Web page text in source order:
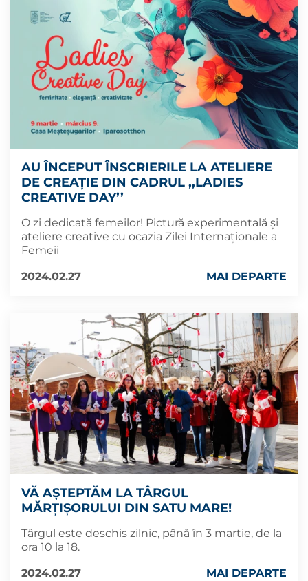
AU ÎNCEPUT ÎNSCRIERILE LA ATELIERE
DE CREAȚIE DIN CADRUL ,,LADIES
CREATIVE DAY’’
O zi dedicată femeilor! Pictură experimentală și
ateliere creative cu ocazia Zilei Internaționale a
Femeii
2024.02.27
MAI DEPARTE
VĂ AȘTEPTĂM LA TÂRGUL
MĂRȚIȘORULUI DIN SATU MARE!
Târgul este deschis zilnic, până în 3 martie, de la
ora 10 la 18.
2024.02.27
MAI DEPARTE